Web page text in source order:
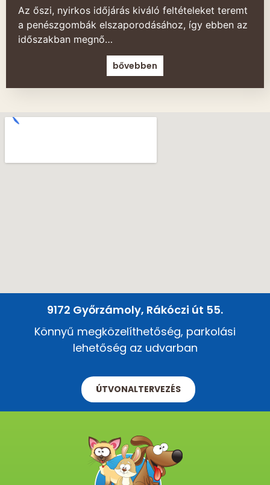
Az őszi, nyirkos időjárás kiváló feltételeket teremt
a penészgombák elszaporodásához, így ebben az
időszakban megnő…
bővebben
9172 Győrzámoly, Rákóczi út 55.
Könnyű megközelíthetőség, parkolási
lehetőség az udvarban
ÚTVONALTERVEZÉS